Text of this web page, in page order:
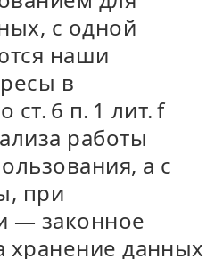
с одной
наши
в
ст. 6 п. 1 лит. f
работы
а с
при
— законное
хранение данных